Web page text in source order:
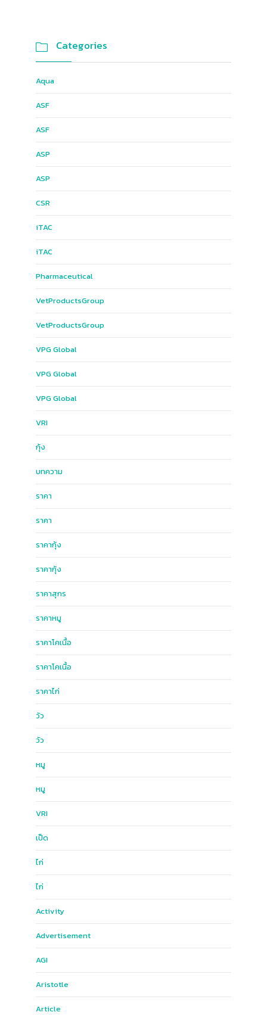
 Categories
Aqua
ASF
ASF
ASP
ASP
CSR
iTAC
iTAC
Pharmaceutical
Vet​Products​Group​
Vet​Products​Group​
VPG​ Global​
VPG Global
VPG​ Global​
VRI
กุ้ง
บทความ
ราคา
ราคา
ราคากุ้ง
ราคากุ้ง
ราคาสุกร
ราคาหมู
ราคาโคเนื้อ
ราคาโคเนื้อ
ราคาไก่
วัว
วัว
หมู
หมู
ฺVRI
เป็ด
ไก่
ไก่
Activity
Advertisement
AGI
Aristotle
Article